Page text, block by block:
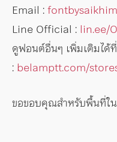
Email :
Line Official : lin.ee/
ดูฟอนต์อื่นๆ เพิ่มเติมได้ที่
: belamptt.com/
ขอขอบคุณสำหรับพื้นที่ใ